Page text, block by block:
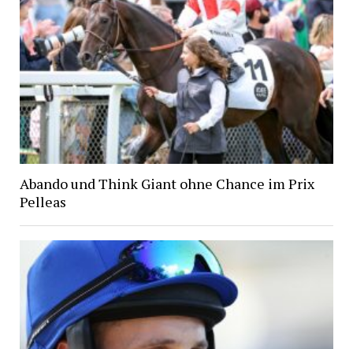
Abando und Think Giant ohne Chance im Prix
Pelleas